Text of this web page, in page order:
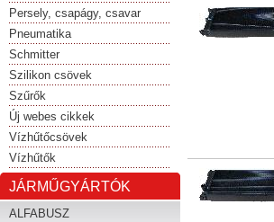
Persely, csapágy, csavar
Pneumatika
Schmitter
Szilikon csövek
Szűrők
Új webes cikkek
Vízhűtőcsövek
Vízhűtők
JÁRMŰGYÁRTÓK
ALFABUSZ